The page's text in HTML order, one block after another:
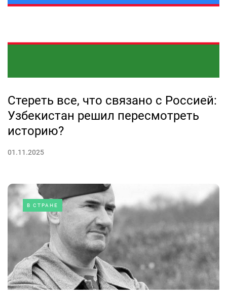
Стереть все, что связано с Россией:
Узбекистан решил пересмотреть
историю?
01.11.2025
В СТРАНЕ